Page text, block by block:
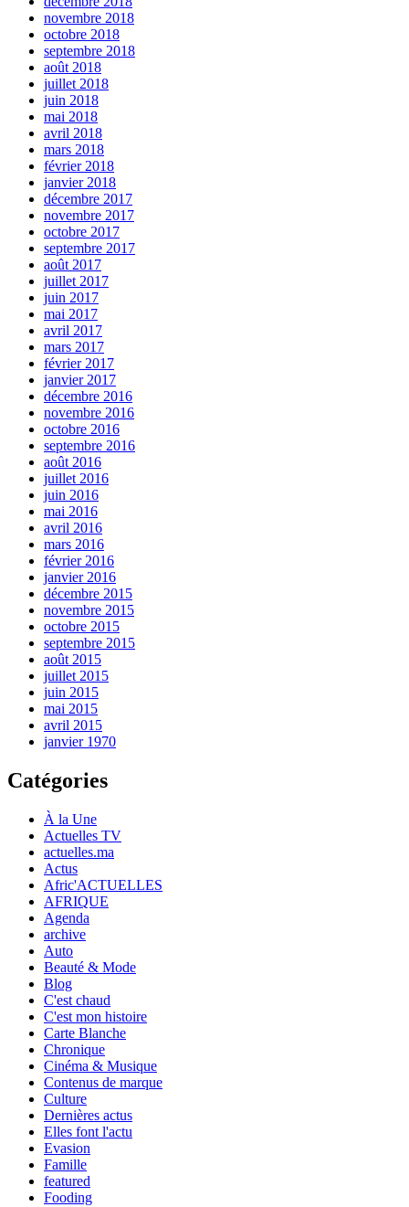
novembre 2018
octobre 2018
septembre 2018
août 2018
juillet 2018
juin 2018
mai 2018
avril 2018
mars 2018
février 2018
janvier 2018
décembre 2017
novembre 2017
octobre 2017
septembre 2017
août 2017
juillet 2017
juin 2017
mai 2017
avril 2017
mars 2017
février 2017
janvier 2017
décembre 2016
novembre 2016
octobre 2016
septembre 2016
août 2016
juillet 2016
juin 2016
mai 2016
avril 2016
mars 2016
février 2016
janvier 2016
décembre 2015
novembre 2015
octobre 2015
septembre 2015
août 2015
juillet 2015
juin 2015
mai 2015
avril 2015
janvier 1970
Catégories
À la Une
Actuelles TV
actuelles.ma
Actus
Afric'ACTUELLES
AFRIQUE
Agenda
archive
Auto
Beauté & Mode
Blog
C'est chaud
C'est mon histoire
Carte Blanche
Chronique
Cinéma & Musique
Contenus de marque
Culture
Dernières actus
Elles font l'actu
Evasion
Famille
featured
Fooding